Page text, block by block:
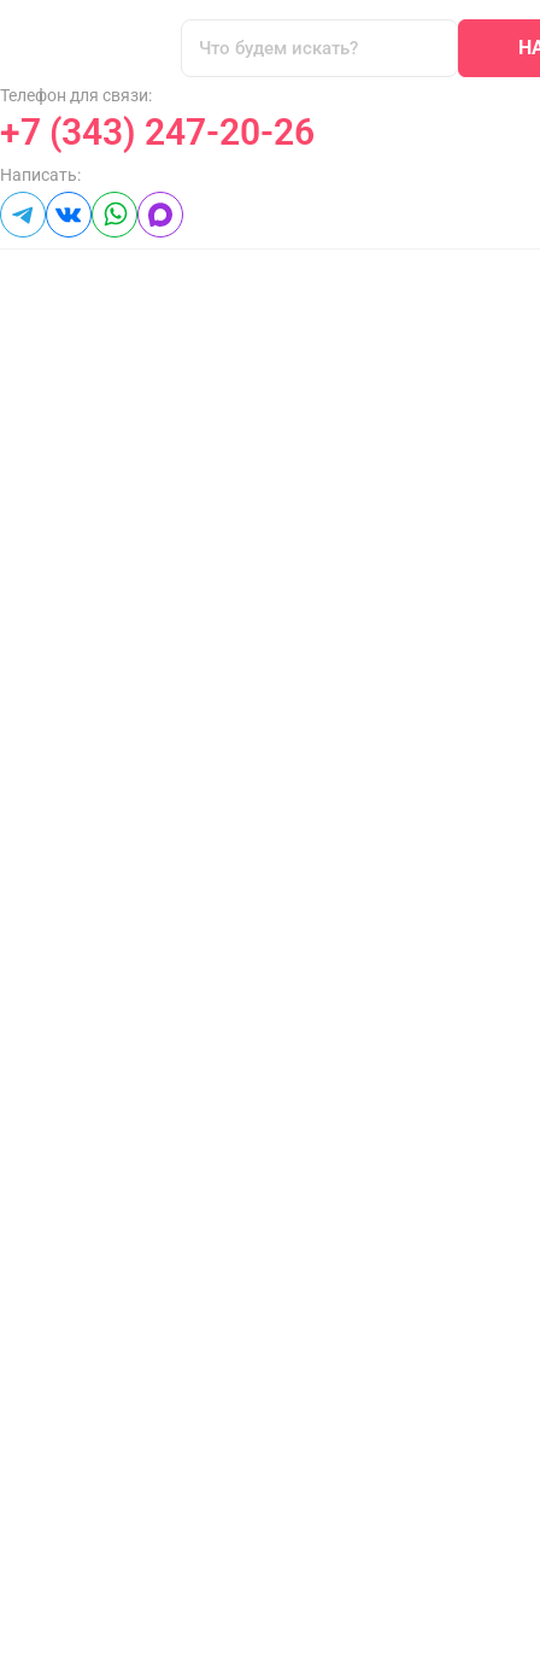
Телефон для связи:
+7 (343) 247-20-26
Написать: